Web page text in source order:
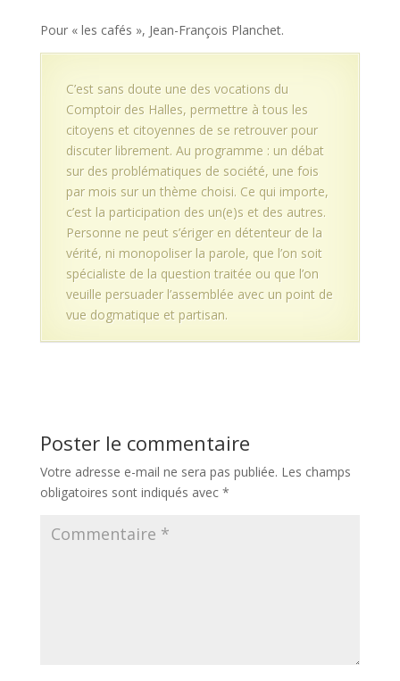
Pour « les cafés », Jean-François Planchet.
C’est sans doute une des vocations du
Comptoir des Halles, permettre à tous les
citoyens et citoyennes de se retrouver pour
discuter librement. Au programme : un débat
sur des problématiques de société, une fois
par mois sur un thème choisi. Ce qui importe,
c’est la participation des un(e)s et des autres.
Personne ne peut s’ériger en détenteur de la
vérité, ni monopoliser la parole, que l’on soit
spécialiste de la question traitée ou que l’on
veuille persuader l’assemblée avec un point de
vue dogmatique et partisan.
Poster le commentaire
Votre adresse e-mail ne sera pas publiée. Les champs
obligatoires sont indiqués avec *